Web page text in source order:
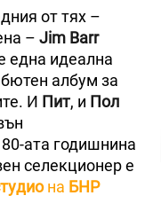
от тях –
– Jim Barr
една идеална
албум за
И Пит, и Пол
ата годишнина
селекционер е
на БНР